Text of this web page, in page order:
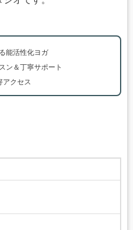
能活性化ヨガ
ン＆丁寧サポート
アクセス